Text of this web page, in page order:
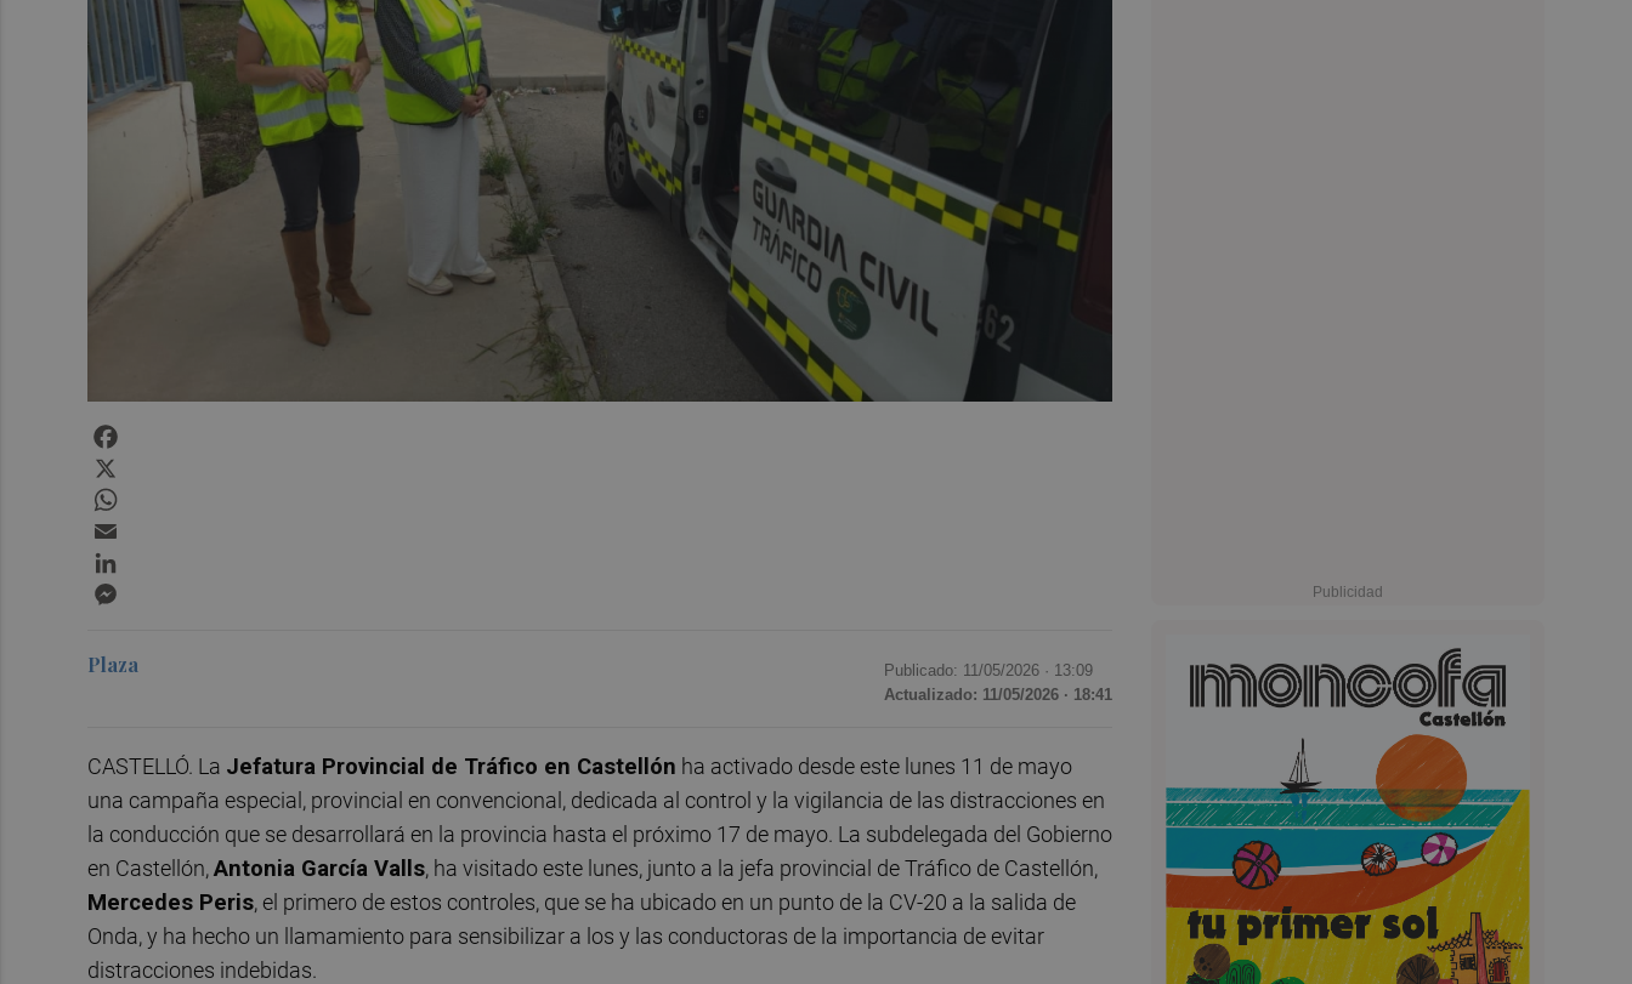
Plaza Publicado: 11/05/2026 · 13:09
Actualizado: 11/05/2026 · 18:41
CASTELLÓ. La Jefatura Provincial de Tráfico en Castellón ha activado desde este lunes 11 de mayo
una campaña especial, provincial en convencional, dedicada al control y la vigilancia de las distracciones en
la conducción que se desarrollará en la provincia hasta el próximo 17 de mayo. La subdelegada del Gobierno
en Castellón,Antonia García Valls, ha visitado este lunes, junto a la jefa provincial de Tráfico de Castellón,
Mercedes Peris, el primero de estos controles, que se ha ubicado en un punto de la CV-20 a la salida de
Onda, y ha hecho un llamamiento para sensibilizar a los y las conductoras de la importancia de evitar
distracciones indebidas.